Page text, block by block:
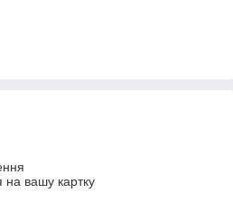
на вашу картку